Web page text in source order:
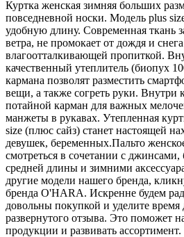
Куртка женская зимняя больших
повседневной носки. Модель plus
удобную длину. Современная ткань
ветра, не промокает от дождя и
влагоотталкивающей пропиткой.
качественный утеплитель (биопух
кармана позволят разместить
вещи, а также согреть руки. Внутри
потайной карман для важных
манжеты в рукавах. Утепленная
size (плюс сайз) станет настоящей
девушек, беременных.Пальто
смотреться в сочетании с
средней длины и зимними
другие модели нашего бренда,
бренда O'HARA. Искренне будем
довольны покупкой и уделите время
развернутого отзыва. Это поможет
продукции и развивать ассортимент.